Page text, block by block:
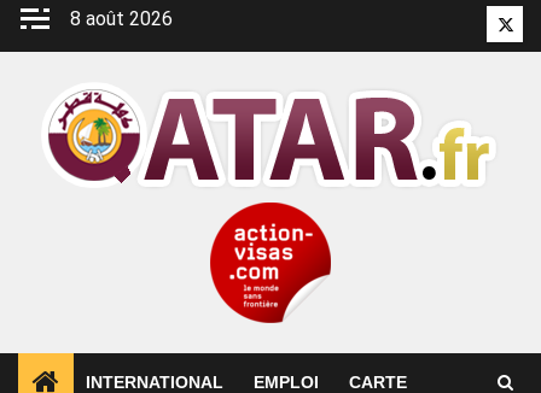
Aller
8 août 2026
INTERNATIONAL EMPLOI CARTE